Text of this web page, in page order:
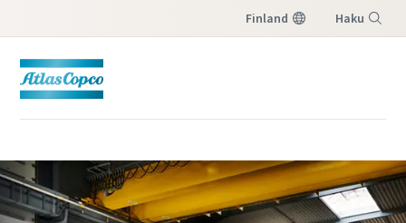
Finland Haku